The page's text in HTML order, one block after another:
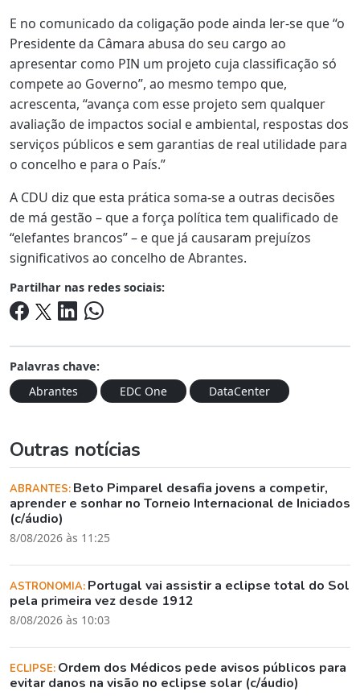
E no comunicado da coligação pode ainda ler-se que “o
Presidente da Câmara abusa do seu cargo ao
apresentar como PIN um projeto cuja classificação só
compete ao Governo”, ao mesmo tempo que,
acrescenta, “avança com esse projeto sem qualquer
avaliação de impactos social e ambiental, respostas dos
serviços públicos e sem garantias de real utilidade para
o concelho e para o País.”
A CDU diz que esta prática soma-se a outras decisões
de má gestão – que a força política tem qualificado de
“elefantes brancos” – e que já causaram prejuízos
significativos ao concelho de Abrantes.
Partilhar nas redes sociais:
Palavras chave:
Abrantes
EDC One DataCenter
Outras notícias
ABRANTES: Beto Pimparel desafia jovens a competir,
aprender e sonhar no Torneio Internacional de Iniciados
(c/áudio)
8/08/2026 às 11:25
ASTRONOMIA: Portugal vai assistir a eclipse total do Sol
pela primeira vez desde 1912
8/08/2026 às 10:03
ECLIPSE: Ordem dos Médicos pede avisos públicos para
evitar danos na visão no eclipse solar (c/áudio)